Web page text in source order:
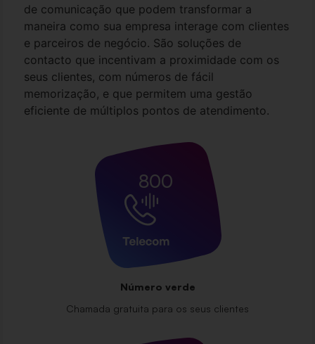
de comunicação que podem transformar a
maneira como sua empresa interage com clientes
e parceiros de negócio. São soluções de
contacto que incentivam a proximidade com os
seus clientes, com números de fácil
memorização, e que permitem uma gestão
eficiente de múltiplos pontos de atendimento.
800
Número verde
Chamada gratuita para os seus clientes